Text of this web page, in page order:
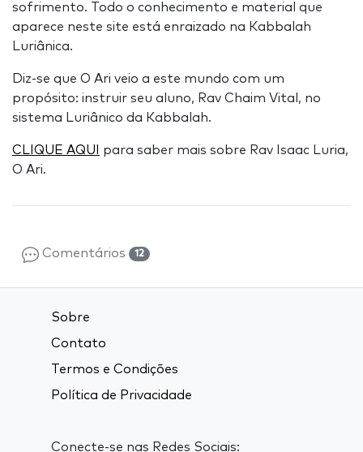
sofrimento. Todo o conhecimento e material que
aparece neste site está enraizado na Kabbalah
Luriânica.
Diz-se que O Ari veio a este mundo com um
propósito: instruir seu aluno, Rav Chaim Vital, no
sistema Luriânico da Kabbalah.
CLIQUE AQUI
para saber mais sobre Rav Isaac Luria,
O Ari.
Comentários 12
Sobre
Contato
Termos e Condições
Política de Privacidade
Conecte-se nas Redes Sociais: